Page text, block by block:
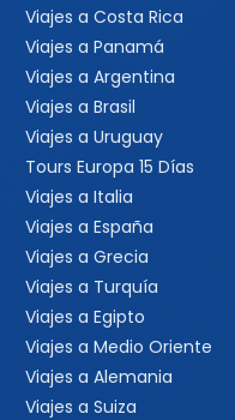
Viajes a Costa Rica
Viajes a Panamá
Viajes a Argentina
Viajes a Brasil
Viajes a Uruguay
Tours Europa 15 Días
Viajes a Italia
Viajes a España
Viajes a Grecia
Viajes a Turquía
Viajes a Egipto
Viajes a Medio Oriente
Viajes a Alemania
Viajes a Suiza